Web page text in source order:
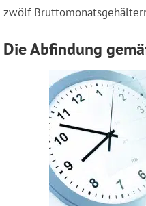
zwölf
Die Abfindung